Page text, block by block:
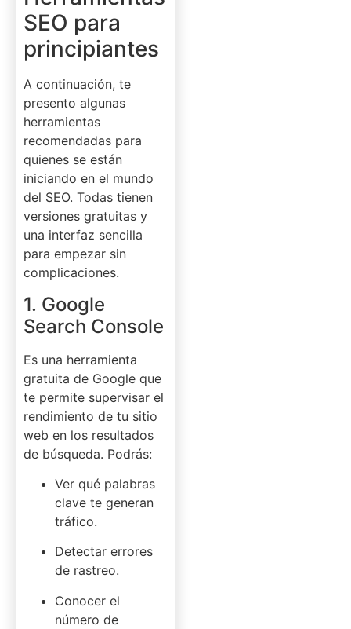
SEO para
principiantes
A continuación, te
presento algunas
herramientas
recomendadas para
quienes se están
iniciando en el mundo
del SEO. Todas tienen
versiones gratuitas y
una interfaz sencilla
para empezar sin
complicaciones.
1. Google
Search Console
Es una herramienta
gratuita de Google que
te permite supervisar el
rendimiento de tu sitio
web en los resultados
de búsqueda. Podrás:
Ver qué palabras
clave te generan
tráfico.
Detectar errores
de rastreo.
Conocer el
número de